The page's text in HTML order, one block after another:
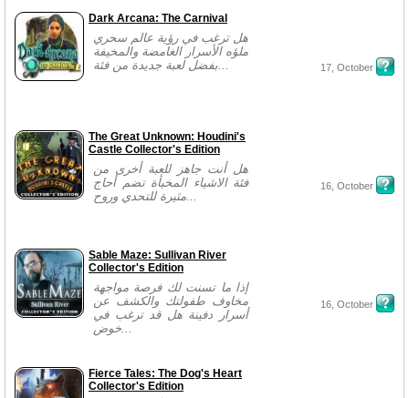
Dark Arcana: The Carnival
هل ترغب في رؤية عالم سحري
ملؤه الأسرار الغامضة والمخيفة
بفضل لعبة جديدة من فئة...
17, October
The Great Unknown: Houdini's
Castle Collector's Edition
هل أنت جاهز للعبة أخرى من
فئة الاشياء المخبأة تضم أحاج
مثيرة للتحدي وروح...
16, October
Sable Maze: Sullivan River
Collector's Edition
إذا ما تسنت لك فرصة مواجهة
مخاوف طفولتك والكشف عن
أسرار دفينة هل قد ترغب في
خوض...
16, October
Fierce Tales: The Dog's Heart
Collector's Edition